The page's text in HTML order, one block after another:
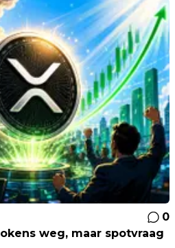
0
weg, maar spotvraag